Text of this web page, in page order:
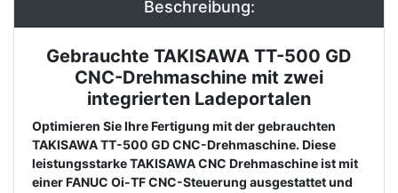
Beschreibung:
Description
Gebrauchte TAKISAWA TT-500 GD
CNC-Drehmaschine mit zwei
integrierten Ladeportalen
Optimieren Sie Ihre Fertigung mit der gebrauchten
TAKISAWA TT-500 GD CNC-Drehmaschine. Diese
leistungsstarke TAKISAWA CNC Drehmaschine ist mit
einer FANUC Oi-TF CNC-Steuerung ausgestattet und